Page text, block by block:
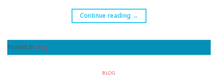
Continue reading →
Posted in Blog
BLOG